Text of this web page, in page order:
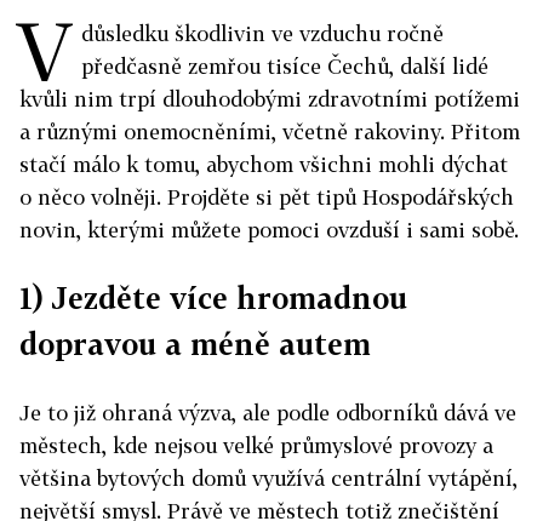
V důsledku škodlivin ve vzduchu ročně
předčasně zemřou tisíce Čechů, další lidé
kvůli nim trpí dlouhodobými zdravotními potížemi
a různými onemocněními, včetně rakoviny. Přitom
stačí málo k tomu, abychom všichni mohli dýchat
o něco volněji. Projděte si pět tipů Hospodářských
novin, kterými můžete pomoci ovzduší i sami sobě.
1) Jezděte více hromadnou
dopravou a méně autem
Je to již ohraná výzva, ale podle odborníků dává ve
městech, kde nejsou velké průmyslové provozy a
většina bytových domů využívá centrální vytápění,
největší smysl. Právě ve městech totiž znečištění